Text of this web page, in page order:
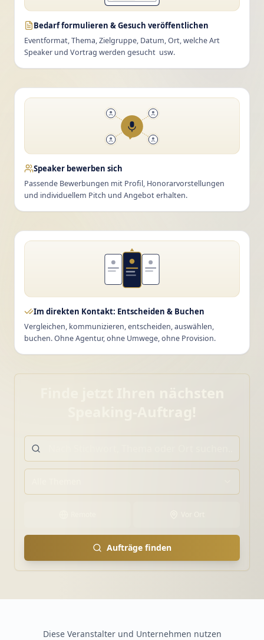
Bedarf formulieren & Gesuch veröffentlichen
Eventformat, Thema, Zielgruppe, Datum, Ort, welche Art
Speaker und Vortrag werden gesucht usw.
Speaker bewerben sich
Passende Bewerbungen mit Profil, Honorarvorstellungen
und individuellem Pitch und Angebot erhalten.
Im direkten Kontakt: Entscheiden & Buchen
Vergleichen, kommunizieren, entscheiden, auswählen,
buchen. Ohne Agentur, ohne Umwege, ohne Provision.
Aufträge finden
Diese Veranstalter und Unternehmen nutzen